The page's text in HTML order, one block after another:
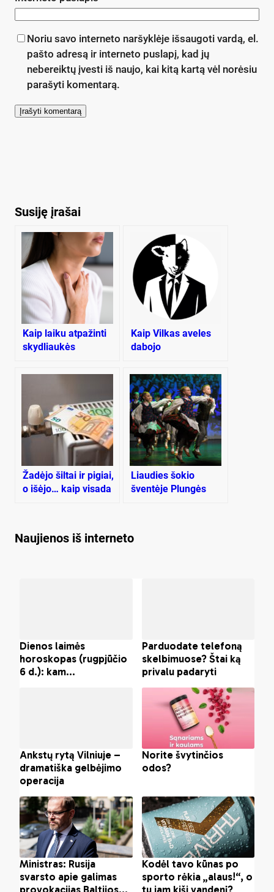
Noriu savo interneto naršyklėje išsaugoti vardą, el.
pašto adresą ir interneto puslapį, kad jų
nebereiktų įvesti iš naujo, kai kitą kartą vėl norėsiu
parašyti komentarą.
Susiję įrašai
Kaip laiku atpažinti
skydliaukės
Kaip Vilkas aveles
dabojo
Žadėjo šiltai ir pigiai,
o išėjo… kaip visada
Liaudies šokio
šventėje Plungės
Naujienos iš interneto